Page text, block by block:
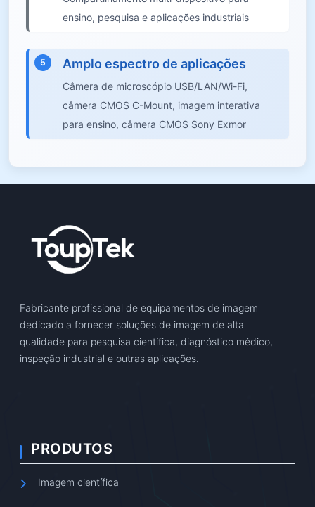
ensino, pesquisa e aplicações industriais
5 Amplo espectro de aplicações
Câmera de microscópio USB/LAN/Wi-Fi,
câmera CMOS C-Mount, imagem interativa
para ensino, câmera CMOS Sony Exmor
Fabricante profissional de equipamentos de imagem
dedicado a fornecer soluções de imagem de alta
qualidade para pesquisa científica, diagnóstico médico,
inspeção industrial e outras aplicações.
PRODUTOS
Imagem científica